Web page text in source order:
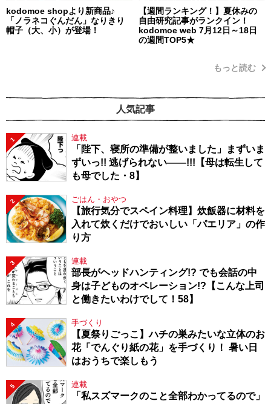
kodomoe shopより新商品♪
「ノラネコぐんだん」なりきり
帽子（大、小）が登場！
【週間ランキング！】夏休みの
自由研究記事がランクイン！
kodomoe web 7月12日～18日
の週間TOP5★
もっと読む
人気記事
1 連載
「陛下、寝所の準備が整いました」まずいま
ずいっ!! 逃げられない――!!!【母は転生して
も母でした・8】
2 ごはん・おやつ
【旅行気分でスペイン料理】炊飯器に材料を
入れて炊くだけでおいしい「パエリア」の作
り方
3 連載
部長がヘッドハンティング!? でも会話の中
身は子どものオペレーション!?【こんな上司
と働きたいわけでして！58】
4 手づくり
【夏祭りごっこ】ハチの巣みたいな立体のお
花「でんぐり紙の花」を手づくり！ 暑い日
はおうちで楽しもう
5 連載
「私スズマークのこと全部わかってるので」